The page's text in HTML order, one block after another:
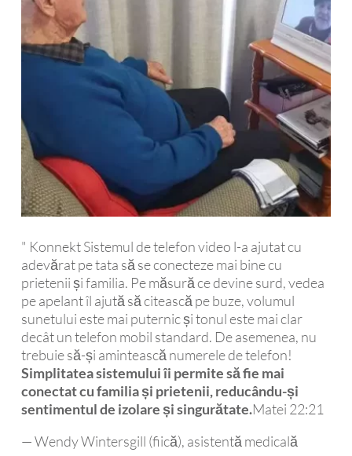
" Konnekt Sistemul de telefon video l-a ajutat cu
adevărat pe tata să se conecteze mai bine cu
prietenii și familia. Pe măsură ce devine surd, vedea
pe apelant îl ajută să citească pe buze, volumul
sunetului este mai puternic și tonul este mai clar
decât un telefon mobil standard. De asemenea, nu
trebuie să-și amintească numerele de telefon!
Simplitatea sistemului îi permite să fie mai
conectat cu familia și prietenii, reducându-și
sentimentul de izolare și singurătate.Matei 22:21
— Wendy Wintersgill (fiică), asistentă medicală